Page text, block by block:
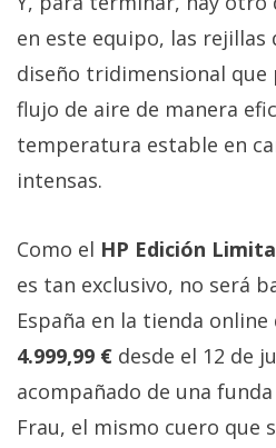
en este equipo, las rejillas
diseño tridimensional
flujo de aire de manera
temperatura estable en
intensas.
Como el HP Edición
es tan exclusivo, no será
España en la tienda
4.999,99 € desde el 12 de
acompañado de una
Frau, el mismo cuero que